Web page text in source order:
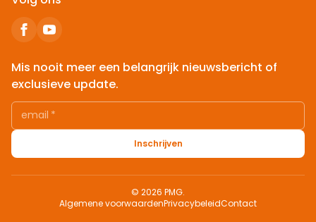
Mis nooit meer een belangrijk nieuwsbericht of
exclusieve update.
email *
Inschrijven
© 2026 PMG.
Algemene voorwaardenPrivacybeleidContact